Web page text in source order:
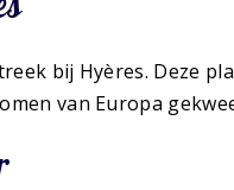
bij Hyères. Deze
van Europa